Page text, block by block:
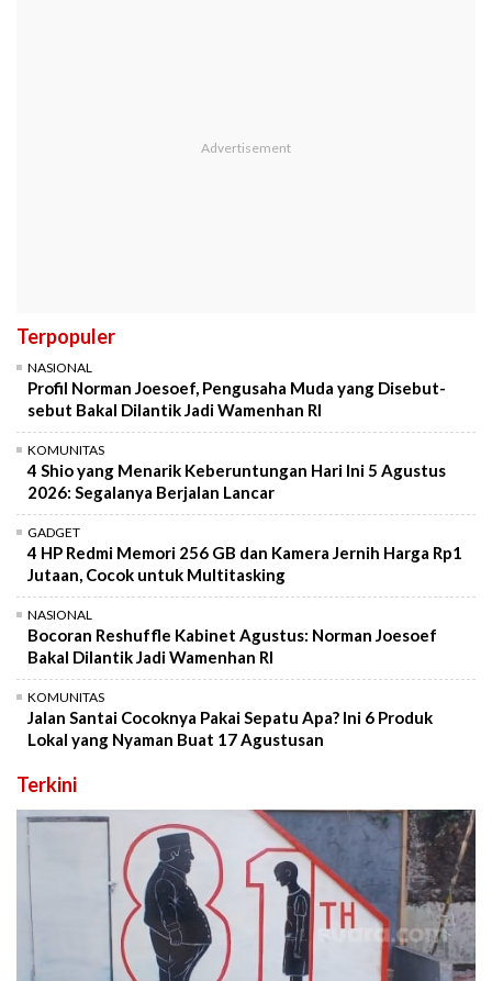
Terpopuler
NASIONAL
Profil Norman Joesoef, Pengusaha Muda yang Disebut-
sebut Bakal Dilantik Jadi Wamenhan RI
KOMUNITAS
4 Shio yang Menarik Keberuntungan Hari Ini 5 Agustus
2026: Segalanya Berjalan Lancar
GADGET
4 HP Redmi Memori 256 GB dan Kamera Jernih Harga Rp1
Jutaan, Cocok untuk Multitasking
NASIONAL
Bocoran Reshuffle Kabinet Agustus: Norman Joesoef
Bakal Dilantik Jadi Wamenhan RI
KOMUNITAS
Jalan Santai Cocoknya Pakai Sepatu Apa? Ini 6 Produk
Lokal yang Nyaman Buat 17 Agustusan
Terkini